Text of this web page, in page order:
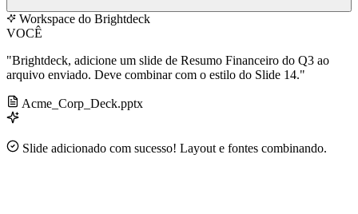
Workspace do Brightdeck
VOCÊ
"Brightdeck, adicione um slide de Resumo Financeiro do Q3 ao
arquivo enviado. Deve combinar com o estilo do Slide 14."
Acme_Corp_Deck.pptx
Slide adicionado com sucesso! Layout e fontes combinando.